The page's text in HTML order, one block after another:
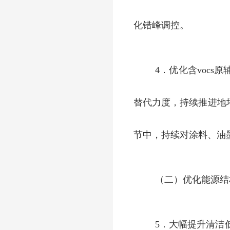
化错峰调控。
4．优化含vocs原
替代力度，持续推进
节中，持续对涂料、油
（二）优化能源
5．大幅提升清洁